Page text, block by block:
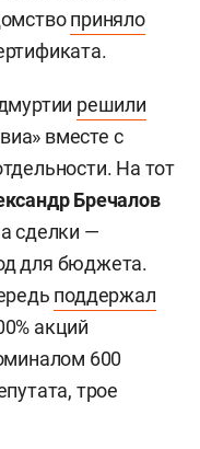
приняло
решили
вместе с
На тот
Бречалов
сделки —
для бюджета.
поддержал
акций
600
трое